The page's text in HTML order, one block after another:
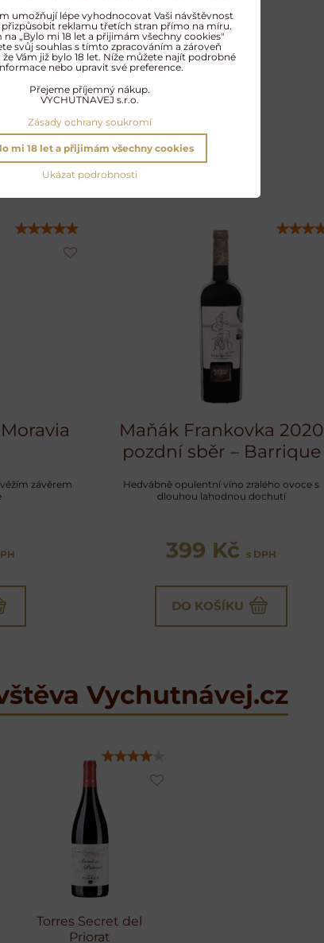
1870, i když
stejnou
vlastností,
do minulosti.
oblíbené produkty
závěrem
Maňák Frankovka 2020
pozdní sběr – Barrique
Hedvábně opulentní víno zralého ovoce s
dlouhou lahodnou dochutí
399 Kč s DPH
DO KOŠÍKU
Vychutnávej.cz
Torres Secret del
Priorat
umožňují lépe vyhodnocovat Vaši návštěvnost
přizpůsobit reklamu třetích stran přímo na míru.
„Bylo mi 18 let a přijimám všechny cookies"
svůj souhlas s tímto zpracováním a zároveň
Vám již bylo 18 let. Níže můžete najít podrobné
nebo upravit své preference.
Přejeme příjemný nákup.
VYCHUTNAVEJ s.r.o.
Zásady ochrany soukromí
Ukázat podrobnosti
mi 18 let a přijimám všechny cookies